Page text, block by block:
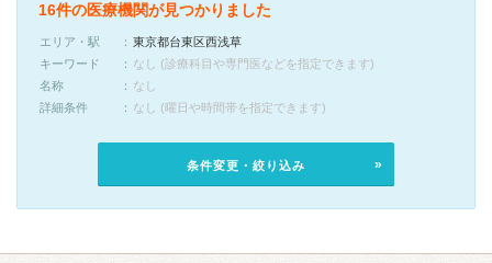
16件の医療機関が見つかりました
エリア・駅
東京都台東区西浅草
キーワード
なし (診療科目や専門医などを指定できます)
名称
なし
詳細条件
なし (曜日や時間帯を指定できます)
条件変更・絞り込み